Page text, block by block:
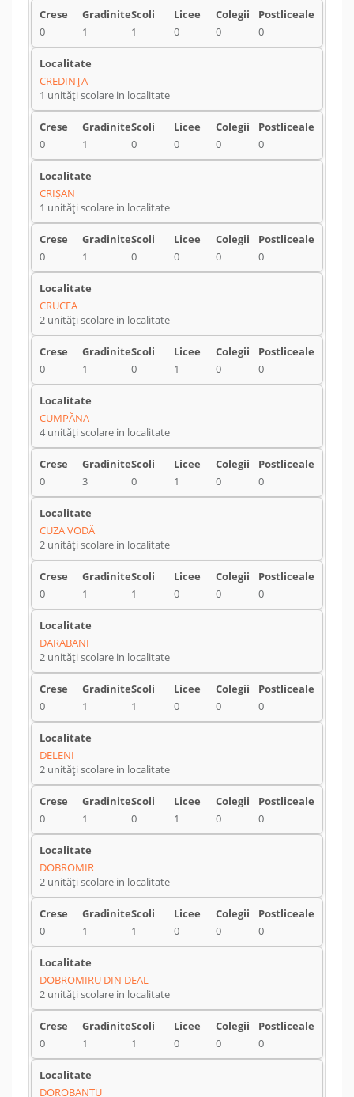
0 1 1 0 0 0
CREDINŢA
1 unități scolare in localitate
0 1 0 0 0 0
CRIŞAN
1 unități scolare in localitate
0 1 0 0 0 0
CRUCEA
2 unități scolare in localitate
0 1 0 1 0 0
CUMPĂNA
4 unități scolare in localitate
0 3 0 1 0 0
CUZA VODĂ
2 unități scolare in localitate
0 1 1 0 0 0
DARABANI
2 unități scolare in localitate
0 1 1 0 0 0
DELENI
2 unități scolare in localitate
0 1 0 1 0 0
DOBROMIR
2 unități scolare in localitate
0 1 1 0 0 0
DOBROMIRU DIN DEAL
2 unități scolare in localitate
0 1 1 0 0 0
DOROBANŢU